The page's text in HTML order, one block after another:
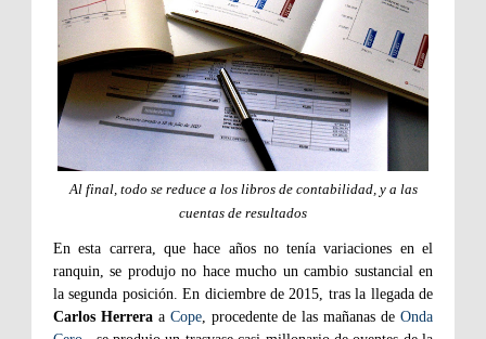
Al final, todo se reduce a los libros de contabilidad, y a las
cuentas de resultados
En esta carrera, que hace años no tenía variaciones en el
ranquin, se produjo no hace mucho un cambio sustancial en
la segunda posición. En diciembre de 2015, tras la llegada de
Carlos Herreraa Cope, procedente de las mañanas deOnda